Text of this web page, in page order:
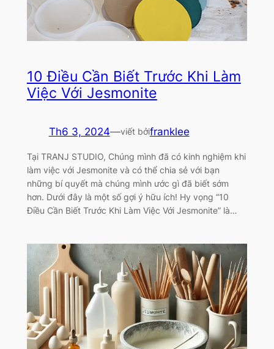
10 Điều Cần Biết Trước Khi Làm
Việc Với Jesmonite
Th6 3, 2024—viết bởifranklee
Tại TRANJ STUDIO, Chúng mình đã có kinh nghiệm khi
làm việc với Jesmonite và có thể chia sẻ với bạn
những bí quyết mà chúng mình ước gì đã biết sớm
hơn. Dưới đây là một số gợi ý hữu ích! Hy vọng “10
Điều Cần Biết Trước Khi Làm Việc Với Jesmonite” là…